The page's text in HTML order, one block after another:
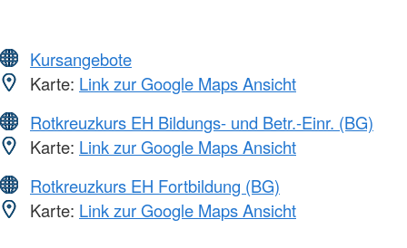
Kursangebote
Karte: Link zur Google Maps Ansicht
Rotkreuzkurs EH Bildungs- und Betr.-Einr. (BG)
Karte: Link zur Google Maps Ansicht
Rotkreuzkurs EH Fortbildung (BG)
Karte: Link zur Google Maps Ansicht